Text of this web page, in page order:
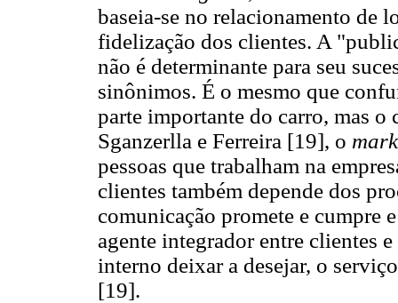
baseia-se no relacionamento de
fidelização dos clientes. A
não é determinante para seu
sinônimos. É o mesmo que
parte importante do carro, mas
Sganzerlla e Ferreira [19], o
pessoas que trabalham na
clientes também depende dos
comunicação promete e cumpre
agente integrador entre clientes
interno deixar a desejar, o
[19].